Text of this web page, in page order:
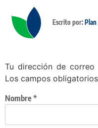
Escrito por: Plan
Tu dirección de
Los campos
Nombre*